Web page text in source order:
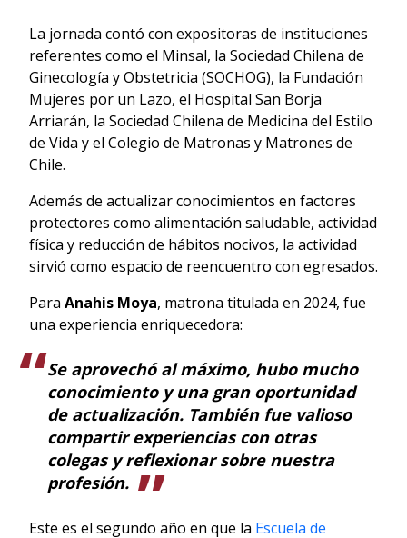
La jornada contó con expositoras de instituciones
referentes como el Minsal, la Sociedad Chilena de
Ginecología y Obstetricia (SOCHOG), la Fundación
Mujeres por un Lazo, el Hospital San Borja
Arriarán, la Sociedad Chilena de Medicina del Estilo
de Vida y el Colegio de Matronas y Matrones de
Chile.
Además de actualizar conocimientos en factores
protectores como alimentación saludable, actividad
física y reducción de hábitos nocivos, la actividad
sirvió como espacio de reencuentro con egresados.
Para Anahis Moya, matrona titulada en 2024, fue
una experiencia enriquecedora:
Se aprovechó al máximo, hubo mucho
conocimiento y una gran oportunidad
de actualización. También fue valioso
compartir experiencias con otras
colegas y reflexionar sobre nuestra
profesión.
Este es el segundo año en que la Escuela de